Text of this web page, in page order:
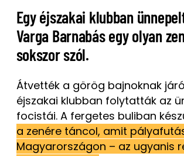
Egy éjszakai klubban
Varga Barnabás egy olyan
sokszor szól.
Átvették a görög bajnoknak
éjszakai klubban folytatták az
focistái. A fergetes buliban
a zenére táncol, amit
Magyarországon – az ugyanis